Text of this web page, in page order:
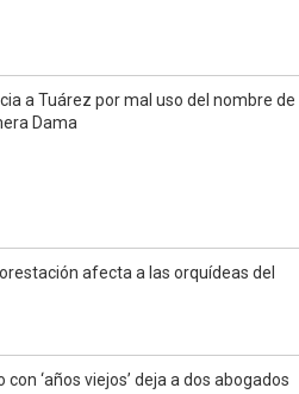
a Tuárez por mal uso del nombre de
Dama
afecta a las orquídeas del
con ‘años viejos’ deja a dos abogados